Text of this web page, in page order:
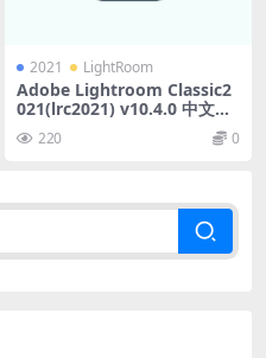
2021 LightRoom
Adobe Lightroom Classic2
021(lrc2021) v10.4.0 中文直
装版220 0